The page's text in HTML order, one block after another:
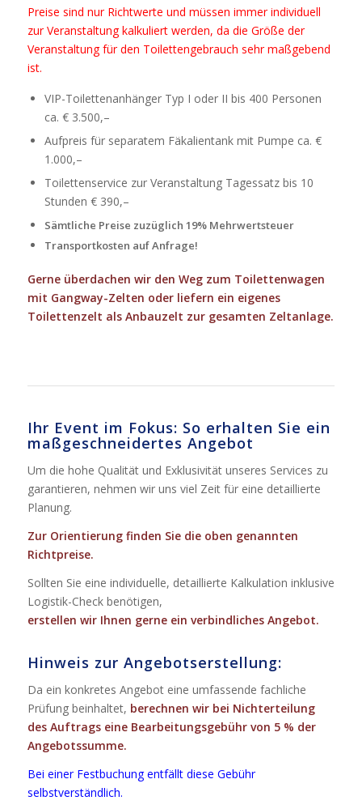
Preise sind nur Richtwerte und müssen immer individuell
zur Veranstaltung kalkuliert werden, da die Größe der
Veranstaltung für den Toilettengebrauch sehr maßgebend
ist.
VIP-Toilettenanhänger Typ I oder II bis 400 Personen
ca. € 3.500,–
Aufpreis für separatem Fäkalientank mit Pumpe ca. €
1.000,–
Toilettenservice zur Veranstaltung Tagessatz bis 10
Stunden € 390,–
Sämtliche Preise zuzüglich 19% Mehrwertsteuer
Transportkosten auf Anfrage!
Gerne überdachen wir den Weg zum Toilettenwagen
mit Gangway-Zelten oder liefern ein eigenes
Toilettenzelt als Anbauzelt zur gesamten Zeltanlage.
Ihr Event im Fokus: So erhalten Sie ein
maßgeschneidertes Angebot
Um die hohe Qualität und Exklusivität unseres Services zu
garantieren, nehmen wir uns viel Zeit für eine detaillierte
Planung.
Zur Orientierung finden Sie die oben genannten
Richtpreise.
Sollten Sie eine individuelle, detaillierte Kalkulation inklusive
Logistik-Check benötigen,
erstellen wir Ihnen gerne ein verbindliches Angebot.
Hinweis zur Angebotserstellung:
Da ein konkretes Angebot eine umfassende fachliche
Prüfung beinhaltet, berechnen wir bei Nichterteilung
des Auftrags eine Bearbeitungsgebühr von 5 % der
Angebotssumme.
Bei einer Festbuchung entfällt diese Gebühr
selbstverständlich.